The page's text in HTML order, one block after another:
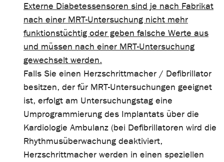
Externe Diabetessensoren sind je nach Fabrikat
nach einer MRT-Untersuchung nicht mehr
funktionstüchtig oder geben falsche Werte aus
und müssen nach einer MRT-Untersuchung
gewechselt werden.
Falls Sie einen Herzschrittmacher / Defibrillator
besitzen, der für MRT-Untersuchungen geeignet
ist, erfolgt am Untersuchungstag eine
Umprogrammierung des Implantats über die
Kardiologie Ambulanz (bei Defibrillatoren wird die
Rhythmusüberwachung deaktiviert,
Herzschrittmacher werden in einen speziellen